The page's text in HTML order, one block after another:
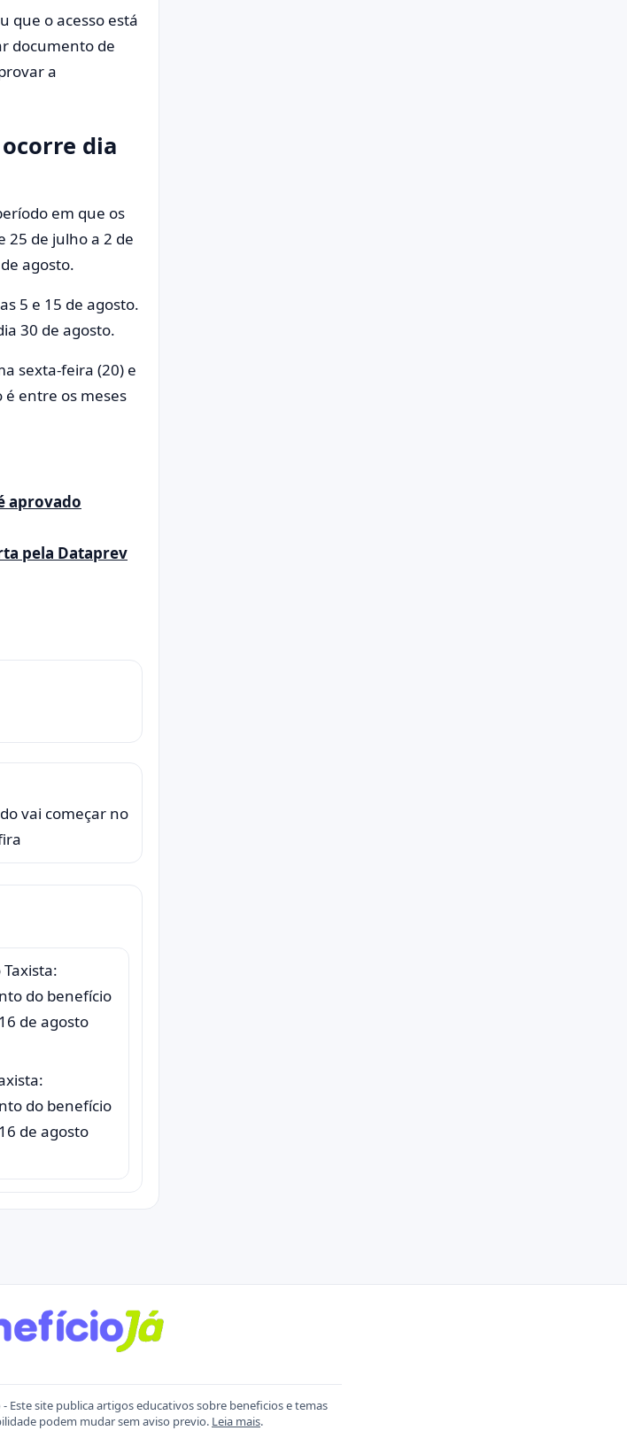
que o acesso está
documento de
a
dia
em que os
25 de julho a 2 de
agosto.
5 e 15 de agosto.
30 de agosto.
sexta-feira (20) e
entre os meses
aprovado
pela Dataprev
vai começar no
do benefício
de agosto
Este site publica artigos educativos sobre beneficios e temas
podem mudar sem aviso previo. Leia mais.